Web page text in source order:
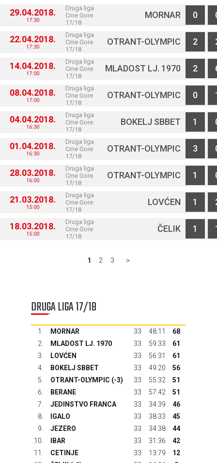
29.04.2018.
17:30
Druga liga
Crne Gore
17/18
MORNAR 0
22.04.2018.
17:30
Druga liga
Crne Gore
17/18
OTRANT-OLYMPIC 2
14.04.2018.
17:00
Druga liga
Crne Gore
17/18
MLADOST LJ. 1970 2
08.04.2018.
17:00
Druga liga
Crne Gore
17/18
OTRANT-OLYMPIC 0
04.04.2018.
16:30
Druga liga
Crne Gore
17/18
BOKELJ SBBET 1
01.04.2018.
16:30
Druga liga
Crne Gore
17/18
OTRANT-OLYMPIC 3
28.03.2018.
16:00
Druga liga
Crne Gore
17/18
OTRANT-OLYMPIC 1
21.03.2018.
15:00
Druga liga
Crne Gore
17/18
LOVĆEN 1
18.03.2018.
15:00
Druga liga
Crne Gore
17/18
ČELIK 1
1 2 3 >
DRUGA LIGA 17/18
1. MORNAR 33 48:11
68
2.
MLADOST LJ. 1970 33 59:33
61
3.
LOVĆEN 33 56:31
61
4.
BOKELJ SBBET 33 49:20
56
5.
OTRANT-OLYMPIC (-3) 33 55:32
51
6.
BERANE 33 57:42
51
7.
JEDINSTVO FRANCA 33 34:39
46
8.
IGALO 33 38:33
45
9.
JEZERO 33 34:38
44
10.
IBAR 33 31:36
42
11.
CETINJE 33 13:79
12